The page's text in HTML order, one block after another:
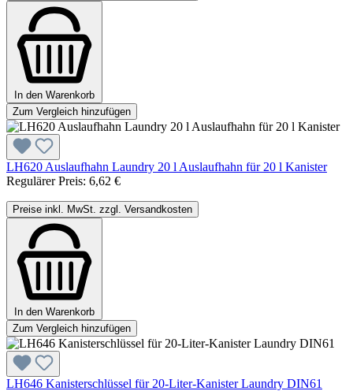
In den Warenkorb
Zum Vergleich hinzufügen
LH620 Auslaufhahn Laundry 20 l Auslaufhahn für 20 l Kanister
Regulärer Preis: 6,62 €
Preise inkl. MwSt. zzgl. Versandkosten
In den Warenkorb
Zum Vergleich hinzufügen
LH646 Kanisterschlüssel für 20-Liter-Kanister Laundry DIN61